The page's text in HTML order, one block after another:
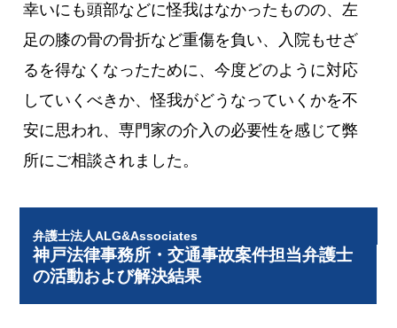
幸いにも頭部などに怪我はなかったものの、左
足の膝の骨の骨折など重傷を負い、入院もせざ
るを得なくなったために、今度どのように対応
していくべきか、怪我がどうなっていくかを不
安に思われ、専門家の介入の必要性を感じて弊
所にご相談されました。
弁護士法人ALG&Associates
神戸法律事務所・交通事故案件担当弁護士
の活動および解決結果